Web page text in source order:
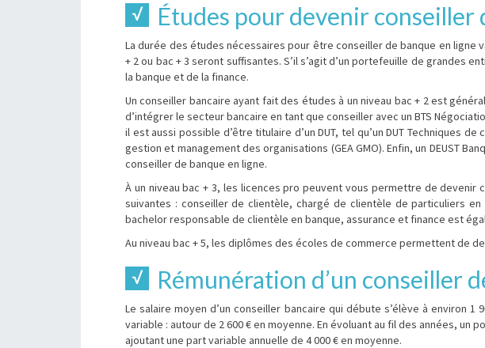
Études pour devenir conseiller
La durée des études nécessaires pour être conseiller de banque en ligne
+ 2 ou bac + 3 seront suffisantes. S’il s’agit d’un portefeuille de grandes
la banque et de la finance.
Un conseiller bancaire ayant fait des études à un niveau bac + 2 est
d’intégrer le secteur bancaire en tant que conseiller avec un BTS
il est aussi possible d’être titulaire d’un DUT, tel qu’un DUT Techniques
gestion et management des organisations (GEA GMO). Enfin, un DEUST
conseiller de banque en ligne.
À un niveau bac + 3, les licences pro peuvent vous permettre de
suivantes : conseiller de clientèle, chargé de clientèle de particuliers
bachelor responsable de clientèle en banque, assurance et finance est
Au niveau bac + 5, les diplômes des écoles de commerce permettent de
Rémunération d’un conseiller
Le salaire moyen d’un conseiller bancaire qui débute s’élève à environ
variable : autour de 2 600 € en moyenne. En évoluant au fil des années,
ajoutant une part variable annuelle de 4 000 € en moyenne.